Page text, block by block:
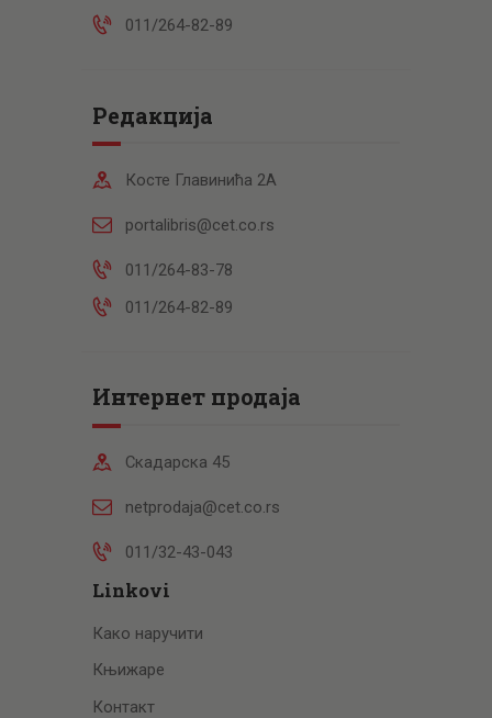
011/264-82-89
Редакција
Косте Главинића 2А
portalibris@cet.co.rs
011/264-83-78
011/264-82-89
Интернет продаја
Скадарска 45
netprodaja@cet.co.rs
011/32-43-043
Linkovi
Како наручити
Књижаре
Контакт